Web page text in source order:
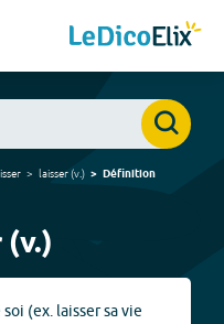
laisser(v.) Définition
(ex. laisser sa vie